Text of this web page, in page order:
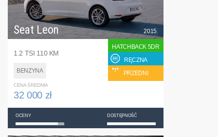
Seat Leon
1.2 TSI 110 KM
BENZYNA
2015
HATCHBACK 5DR
RĘCZNA
PRZEDNI
CENA ŚREDNIA
32 000 zł
OCENY DOSTĘPNOŚĆ